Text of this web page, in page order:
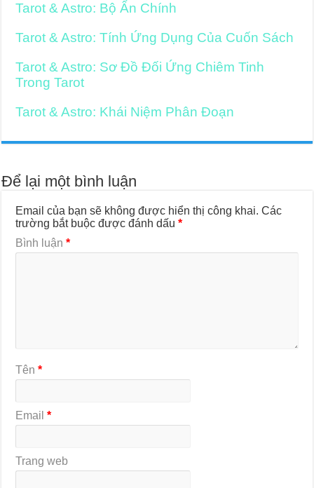
Tarot & Astro: Bộ Ẩn Chính
Tarot & Astro: Tính Ứng Dụng Của Cuốn Sách
Tarot & Astro: Sơ Đồ Đối Ứng Chiêm Tinh
Trong Tarot
Tarot & Astro: Khái Niệm Phân Đoạn
Để lại một bình luận
Email của bạn sẽ không được hiển thị công khai. Các
trường bắt buộc được đánh dấu*
Bình luận*
Tên*
Email*
Trang web